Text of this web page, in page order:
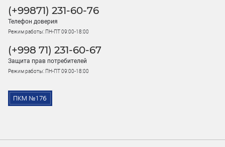
(+99871) 231-60-76
Телефон доверия
Режим работы: ПН-ПТ 09:00-18:00
(+998 71) 231-60-67
Защита прав потребителей
Режим работы: ПН-ПТ 09:00-18:00